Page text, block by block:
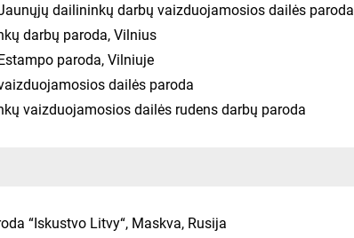
dailininkų darbų vaizduojamosios dailės paroda
darbų paroda, Vilnius
paroda, Vilniuje
dailės paroda
vaizduojamosios dailės rudens darbų paroda
“Iskustvo Litvy“, Maskva, Rusija